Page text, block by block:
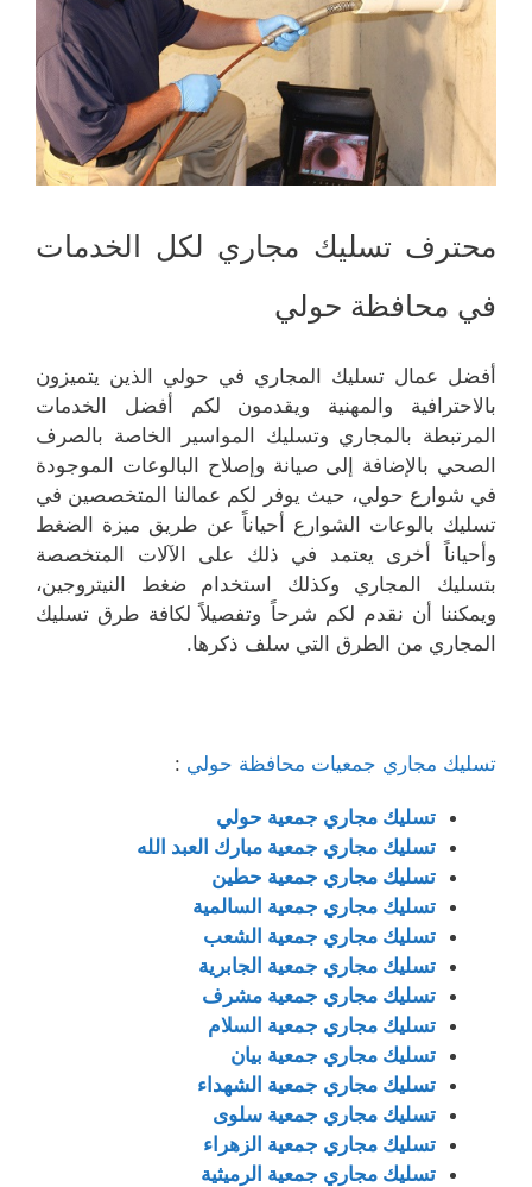
محترف تسليك مجاري لكل الخدمات
في محافظة حولي
أفضل عمال تسليك المجاري في حولي الذين يتميزون
بالاحترافية والمهنية ويقدمون لكم أفضل الخدمات
المرتبطة بالمجاري وتسليك المواسير الخاصة بالصرف
الصحي بالإضافة إلى صيانة وإصلاح البالوعات الموجودة
في شوارع حولي، حيث يوفر لكم عمالنا المتخصصين في
تسليك بالوعات الشوارع أحياناً عن طريق ميزة الضغط
وأحياناً أخرى يعتمد في ذلك على الآلات المتخصصة
بتسليك المجاري وكذلك استخدام ضغط النيتروجين،
ويمكننا أن نقدم لكم شرحاً وتفصيلاً لكافة طرق تسليك
المجاري من الطرق التي سلف ذكرها.
تسليك مجاري جمعيات محافظة حولي :
تسليك مجاري جمعية حولي
تسليك مجاري جمعية مبارك العبد الله
تسليك مجاري جمعية حطين
تسليك مجاري جمعية السالمية
تسليك مجاري جمعية الشعب
تسليك مجاري جمعية الجابرية
تسليك مجاري جمعية مشرف
تسليك مجاري جمعية السلام
تسليك مجاري جمعية بيان
تسليك مجاري جمعية الشهداء
تسليك مجاري جمعية سلوى
تسليك مجاري جمعية الزهراء
تسليك مجاري جمعية الرميثية